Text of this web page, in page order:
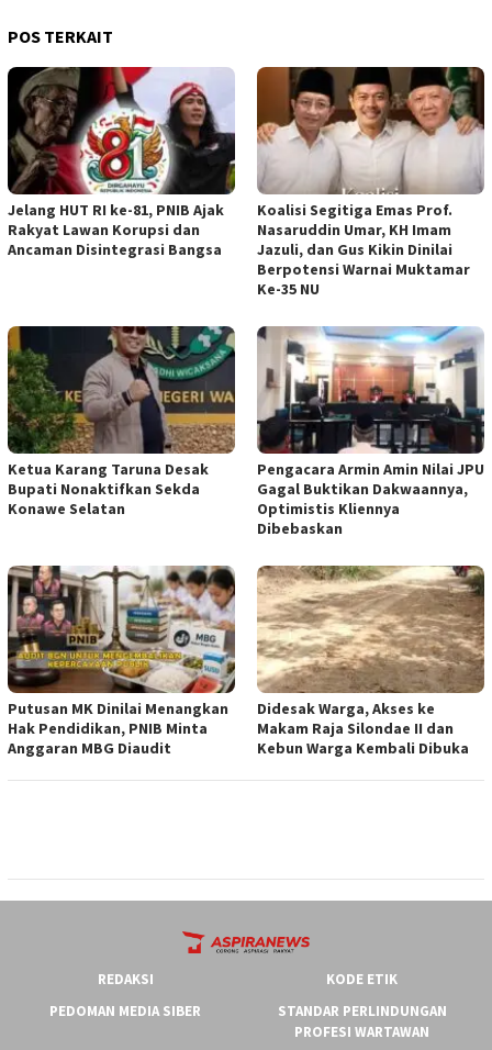
POS TERKAIT
Jelang HUT RI ke-81, PNIB Ajak
Rakyat Lawan Korupsi dan
Ancaman Disintegrasi Bangsa
Koalisi Segitiga Emas Prof.
Nasaruddin Umar, KH Imam
Jazuli, dan Gus Kikin Dinilai
Berpotensi Warnai Muktamar
Ke-35 NU
Ketua ‎Karang Taruna Desak
Bupati Nonaktifkan Sekda
Konawe Selatan
‎Pengacara Armin Amin Nilai JPU
Gagal Buktikan Dakwaannya,
Optimistis Kliennya
Dibebaskan
Putusan MK Dinilai Menangkan
Hak Pendidikan, PNIB Minta
Anggaran MBG Diaudit
Didesak Warga, Akses ke
Makam Raja Silondae II dan
Kebun Warga Kembali Dibuka
REDAKSI
KODE ETIK
PEDOMAN MEDIA SIBER
STANDAR PERLINDUNGAN
PROFESI WARTAWAN